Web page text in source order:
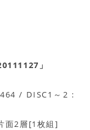
」
/ DISC1～2 :
面2層[1枚組]